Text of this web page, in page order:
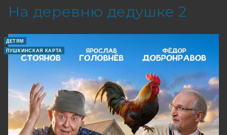
На деревню дедушке 2
ДЕТЯМ
ПУШКИНСКАЯ КАРТА